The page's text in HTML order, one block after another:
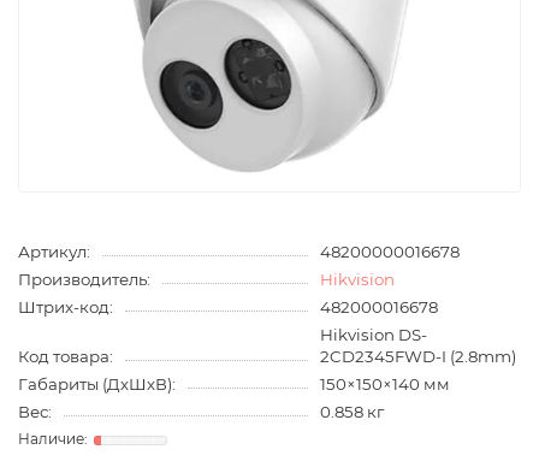
Артикул:
48200000016678
Производитель:
Hikvision
Штрих-код:
482000016678
Код товара:
Hikvision DS-
2CD2345FWD-I (2.8mm)
Габариты (ДхШхВ):
150×150×140 мм
Вес:
0.858 кг